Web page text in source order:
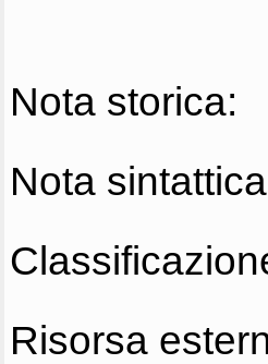
Nota storica:
Nota
Risorsa